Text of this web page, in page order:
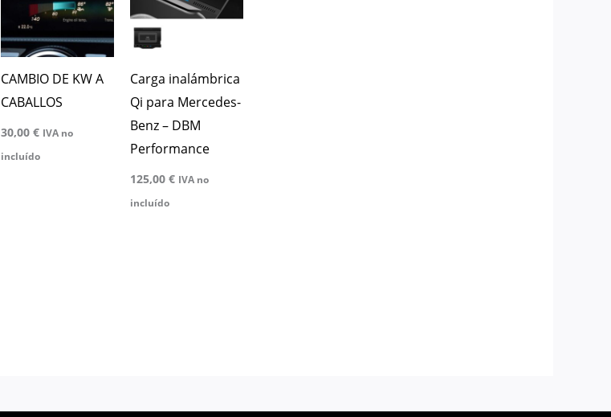
CAMBIO DE KW A
CABALLOS
30,00 € IVA no
incluído
Carga inalámbrica
Qi para Mercedes-
Benz – DBM
Performance
125,00€ IVA no
incluído